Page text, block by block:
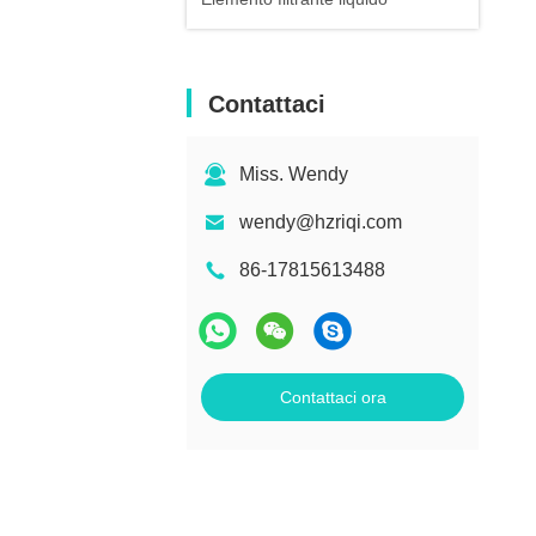
Contattaci
Miss. Wendy
wendy@hzriqi.com
86-17815613488
Contattaci ora